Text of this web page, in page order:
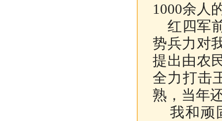
1000余人
红四军
势兵力对
提出由农
全力打击
熟，当年
我和顽